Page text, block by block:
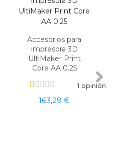
Accesorios para
impresora 3D
UltiMaker Print
Core AA 0.25
1 opinión
163,29 €